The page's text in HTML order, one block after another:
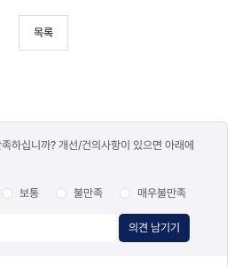
목록
하십니까? 개선/건의사항이 있으면 아래에
보통 불만족 매우불만족
의견 남기기